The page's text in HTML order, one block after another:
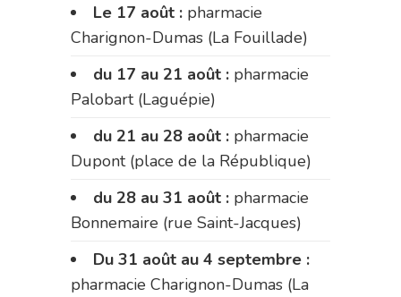
Le 17 août : pharmacie
Charignon-Dumas (La Fouillade)
du 17 au 21 août : pharmacie
Palobart (Laguépie)
du 21 au 28 août : pharmacie
Dupont (place de la République)
du 28 au 31 août : pharmacie
Bonnemaire (rue Saint-Jacques)
Du 31 août au 4 septembre :
pharmacie Charignon-Dumas (La